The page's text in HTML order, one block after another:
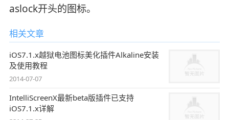
aslock开头的图标。
相关文章
iOS7.1.x越狱电池图标美化插件Alkaline安装
及使用教程
2014-07-07
IntelliScreenX最新beta版插件已支持
iOS7.1.x详解